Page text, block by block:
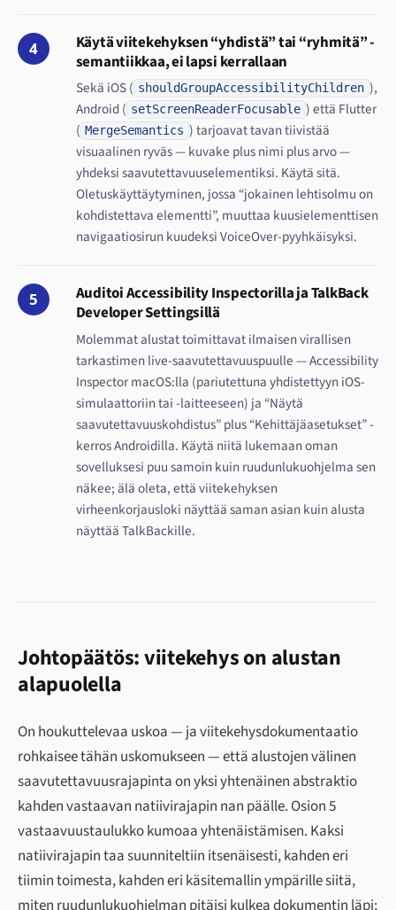
4
Käytä viitekehyksen “yhdistä” tai “ryhmitä” -
semantiikkaa, ei lapsi kerrallaan
Sekä iOS ( shouldGroupAccessibilityChildren ),
Android ( setScreenReaderFocusable ) että Flutter
( MergeSemantics ) tarjoavat tavan tiivistää
visuaalinen ryväs — kuvake plus nimi plus arvo —
yhdeksi saavutettavuuselementiksi. Käytä sitä.
Oletuskäyttäytyminen, jossa “jokainen lehtisolmu on
kohdistettava elementti”, muuttaa kuusielementtisen
navigaatiosirun kuudeksi VoiceOver-pyyhkäisyksi.
5
Auditoi Accessibility Inspectorilla ja TalkBack
Developer Settingsillä
Molemmat alustat toimittavat ilmaisen virallisen
tarkastimen live-saavutettavuuspuulle — Accessibility
Inspector macOS:lla (pariutettuna yhdistettyyn iOS-
simulaattoriin tai -laitteeseen) ja “Näytä
saavutettavuuskohdistus” plus “Kehittäjäasetukset” -
kerros Androidilla. Käytä niitä lukemaan oman
sovelluksesi puu samoin kuin ruudunlukuohjelma sen
näkee; älä oleta, että viitekehyksen
virheenkorjausloki näyttää saman asian kuin alusta
näyttää TalkBackille.
Johtopäätös: viitekehys on alustan
alapuolella
On houkuttelevaa uskoa — ja viitekehysdokumentaatio
rohkaisee tähän uskomukseen — että alustojen välinen
saavutettavuusrajapinta on yksi yhtenäinen abstraktio
kahden vastaavan natiivirajapin nan päälle. Osion 5
vastaavuustaulukko kumoaa yhtenäistämisen. Kaksi
natiivirajapin taa suunniteltiin itsenäisesti, kahden eri
tiimin toimesta, kahden eri käsitemallin ympärille siitä,
miten ruudunlukuohjelman pitäisi kulkea dokumentin läpi;